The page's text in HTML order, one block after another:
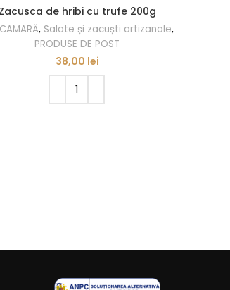
Zacusca de hribi cu trufe 200g
, Salate și zacuști artizanale,
PRODUSE DE POST
38,00 lei